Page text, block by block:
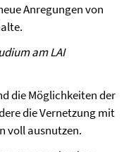
Anregungen von
am LAI
die Möglichkeiten der
die Vernetzung mit
voll ausnutzen.